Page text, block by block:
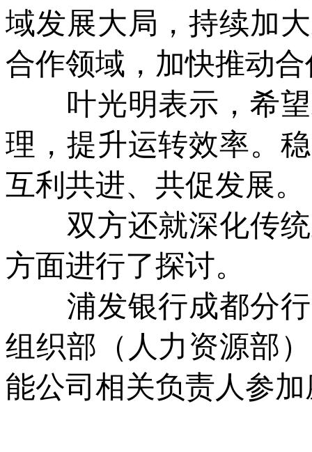
域发展大局，持续加
合作领域，加快推动
叶光明表示，希望
理，提升运转效率。
互利共进、共促发展。
双方还就深化传统
方面进行了探讨。
浦发银行成都分行
组织部（人力资源部
能公司相关负责人参